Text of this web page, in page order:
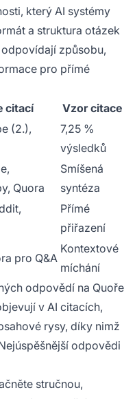
který AI systémy
a struktura otázek
způsobu,
pro přímé
citací
Vzor citace
(2.),
7,25 %
výsledků
Quora
Smíšená
syntéza
Přímé
přiřazení
pro Q&A
Kontextové
míchání
odpovědí na Quoře
v AI citacích,
rysy, díky nimž
odpovědi
stručnou,